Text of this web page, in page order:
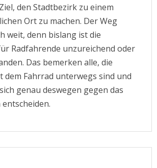
den Stadtbezirk zu einem
Ort zu machen. Der Weg
weit, denn bislang ist die
Radfahrende unzureichend oder
Das bemerken alle, die
dem Fahrrad unterwegs sind und
genau deswegen gegen das